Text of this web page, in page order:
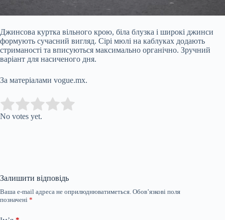
Джинсова куртка вільного крою, біла блузка і широкі джинси
формують сучасний вигляд. Сірі мюлі на каблуках додають
стриманості та вписуються максимально органічно. Зручний
варіант для насиченого дня.
За матеріалами vogue.mx.
Rate this item:
No votes yet.
Залишити відповідь
Ваша e-mail адреса не оприлюднюватиметься. Обов’язкові поля
позначені *